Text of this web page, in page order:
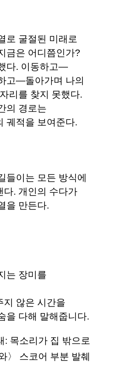
로 굴절된 미래로
금은 어디쯤인가?
다. 이동하고―
고―돌아가며 나의
리를 찾지 못했다.
의 경로는
궤적을 보여준다.
들이는 모든 방식에
다. 개인의 수다가
을 만든다.
는 장미를
지 않은 시간을
을 다해 말해줍니다.
목소리가 집 밖으로
〉 스코어 부분 발췌